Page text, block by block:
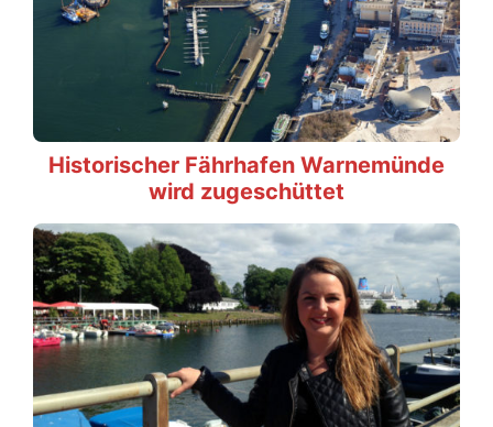
Historischer Fährhafen Warnemünde
wird zugeschüttet